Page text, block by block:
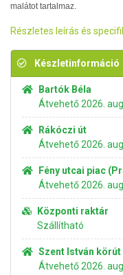
malátot tartalmaz.
Részletes leírás és
Készletinformáció
Bartók Béla
Átvehető 2026.
Rákóczi út
Átvehető 2026.
Fény utcai piac
Átvehető 2026.
Központi raktár
Szállítható
Szent István körút
Átvehető 2026.